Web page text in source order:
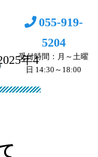
055-919-
5204
受付時間：月～土曜
日 14:30～18:00
年4